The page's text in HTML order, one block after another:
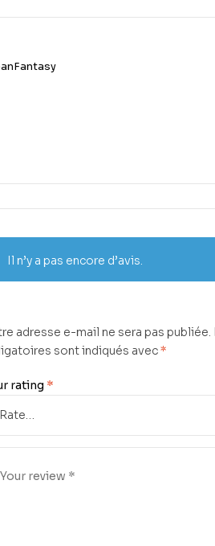
Il n’y a pas encore d’avis.
adresse e-mail ne sera pas publiée.
sont indiqués avec*
rating *